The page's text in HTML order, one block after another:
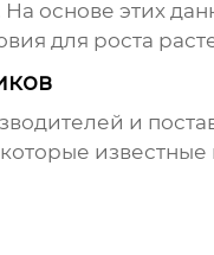
основе этих
для роста
и